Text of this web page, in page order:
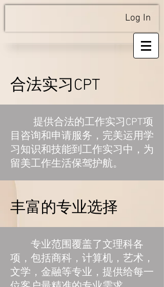
Log In
合法实习CPT
提供合法的工作实习CPT项
目咨询和申请服务，完美运用学
习知识和技能到工作实习中，为
留美工作生活保驾护航。
专业范围覆盖了文理科各
项，包括商科，计算机，艺术，
文学，金融等专业，提供给每一
丰富的专业选择